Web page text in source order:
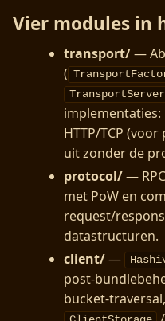
Vier modules in
transport/—
(
HTTP/TCP
uit zonder de
protocol/—
met PoW en
request/
datastructuren.
client/—
post-
bucket-